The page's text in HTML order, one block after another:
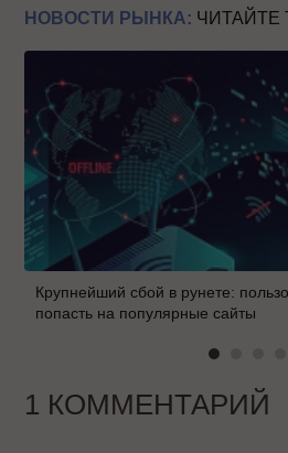
НОВОСТИ РЫНКА: ЧИТАЙТЕ
Крупнейший сбой в рунете:
попасть на популярные сайты
1 КОММЕНТАРИЙ